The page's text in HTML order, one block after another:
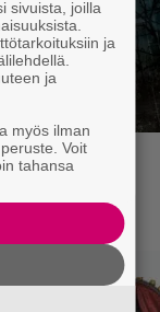
sivuista, joilla
ja
ja
myös ilman
Voit
tahansa